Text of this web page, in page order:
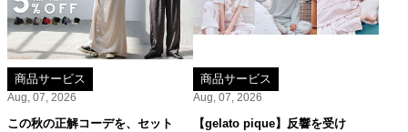
商品サービス
Aug, 07, 2026
この秋の正解コーデを、セット
商品サービス
Aug, 07, 2026
【gelato pique】反響を受け